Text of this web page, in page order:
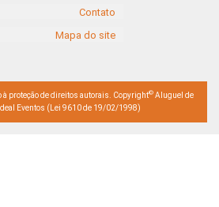
Contato
Mapa do site
proteção de direitos autorais. Copyright© Aluguel de
Eventos (Lei 9610 de 19/02/1998)